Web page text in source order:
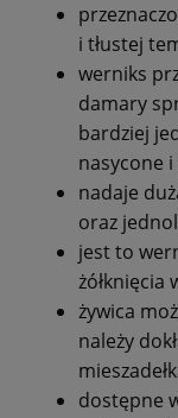
i tłustej
werniks
damary
bardziej
nasycone i
nadaje
oraz
jest to
żółknięcia
żywica
należy
dostępne